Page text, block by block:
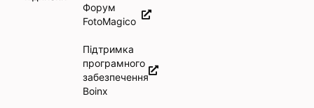
Форум
FotoMagico
Підтримка
програмного
забезпечення
Boinx